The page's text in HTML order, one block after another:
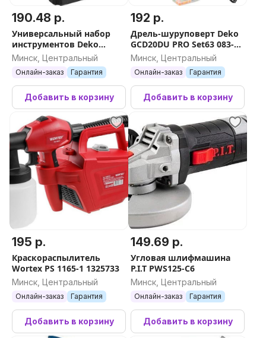
190.48 р.
Универсальный набор
инструментов Deko
DKAT108 (108 предметов)
Минск, Центральный
Онлайн-заказ Гарантия
Добавить в корзину
192 р.
Дрель-шуруповерт Deko
GCD20DU PRO Set63 083-
1039 (с 2-мя АКБ, кейс)
Минск, Центральный
Онлайн-заказ Гарантия
Добавить в корзину
195 р.
Краскораспылитель
Wortex PS 1165-1 1325733
Минск, Центральный
Онлайн-заказ Гарантия
Добавить в корзину
149.69 р.
Угловая шлифмашина
P.I.T PWS125-C6
Минск, Центральный
Онлайн-заказ Гарантия
Добавить в корзину